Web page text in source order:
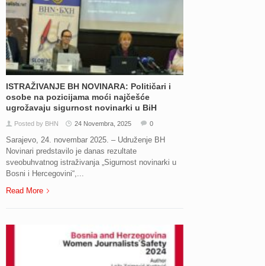
ISTRAŽIVANJE BH NOVINARA: Političari i
osobe na pozicijama moći najčešće
ugrožavaju sigurnost novinarki u BiH
Posted by BHN 24 Novembra, 2025 0
Sarajevo, 24. novembar 2025. – Udruženje BH
Novinari predstavilo je danas rezultate
sveobuhvatnog istraživanja „Sigurnost novinarki u
Bosni i Hercegovini“,...
Read More